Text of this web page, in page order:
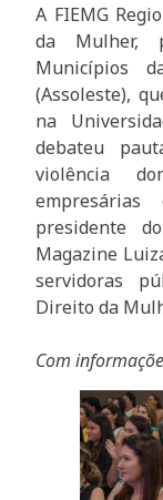
A FIEMG
da Mulher,
Municípios
(Assoleste),
na
debateu
violência
presidente
Magazine
servidoras
Direito da
Com